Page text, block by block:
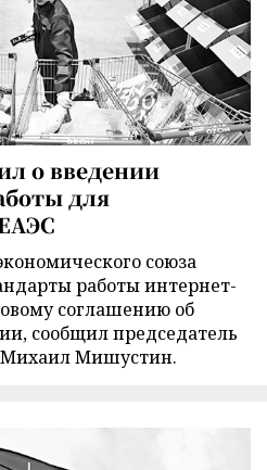
о введении
для
союза
работы интернет-
соглашению об
сообщил председатель
Михаил Мишустин.